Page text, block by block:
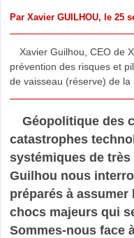
Par Xavier GUILHOU, le 25
Xavier Guilhou, CEO de
prévention des risques et
de vaisseau (réserve) de la
Géopolitique des
catastrophes
systémiques de
Guilhou nous
préparés à
chocs majeurs qui
Sommes-nous face